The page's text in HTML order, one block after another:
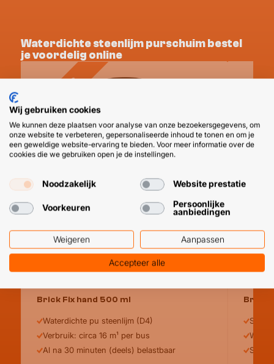
Waterdichte steenlijm purschuim bestel
je voordelig online
ACTIEPRIJS
Brick Fix hand 500 ml
Waterdichte pu steenlijm (D4)
Verbruik: circa 16 m¹ per bus
Al na 30 minuten (deels) belastbaar
Brick
Sterk
Wij gebruiken cookies
We kunnen deze plaatsen voor analyse van onze bezoekersgegevens, om
onze website te verbeteren, gepersonaliseerde inhoud te tonen en om je
een geweldige website-ervaring te bieden. Voor meer informatie over de
cookies die we gebruiken open je de instellingen.
Noodzakelijk Website prestatie
Voorkeuren
Persoonlijke
aanbiedingen
Weigeren Aanpassen
Accepteer alle